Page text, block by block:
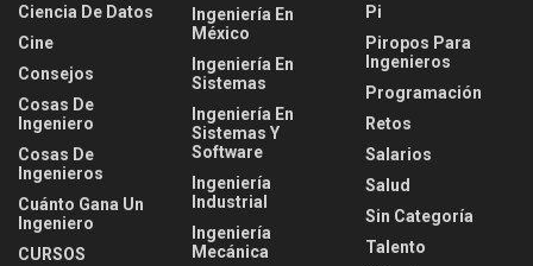
Ciencia De Datos
Cine
Consejos
Cosas De
Ingeniero
Cosas De
Ingenieros
Cuánto Gana Un
Ingeniero
CURSOS
Ingeniería En
México
Ingeniería En
Sistemas
Ingeniería En
Sistemas Y
Software
Ingeniería
Industrial
Ingeniería
Mecánica
Pi
Piropos Para
Ingenieros
Programación
Retos
Salarios
Salud
Sin Categoría
Talento